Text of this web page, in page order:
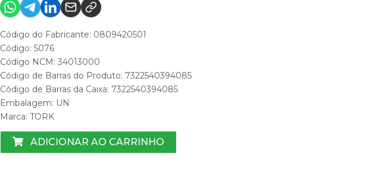
Código do Fabricante: 0809420501
Código: 5076
Código NCM: 34013000
Código de Barras do Produto: 7322540394085
Código de Barras da Caixa: 7322540394085
Embalagem: UN
Marca: TORK
ADICIONAR AO CARRINHO